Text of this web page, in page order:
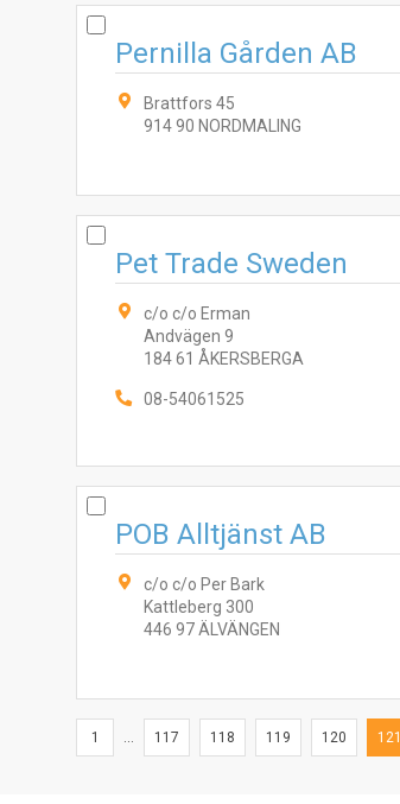
Pernilla Gården AB
Brattfors 45
914 90 NORDMALING
Pet Trade Sweden
c/o c/o Erman
Andvägen 9
184 61 ÅKERSBERGA
08-54061525
POB Alltjänst AB
c/o c/o Per Bark
Kattleberg 300
446 97 ÄLVÄNGEN
1 ... 117 118 119 120 121